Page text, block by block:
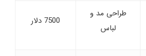
طراحی مد و
لباس
7500 دلار